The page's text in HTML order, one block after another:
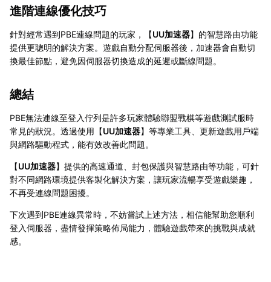
進階連線優化技巧
針對經常遇到PBE連線問題的玩家，【UU加速器】的智慧路由功能
提供更聰明的解決方案。遊戲自動分配伺服器後，加速器會自動切
換最佳節點，避免因伺服器切換造成的延遲或斷線問題。
總結
PBE無法連線至登入佇列是許多玩家體驗聯盟戰棋等遊戲測試服時
常見的狀況。透過使用【UU加速器】等專業工具、更新遊戲用戶端
與網路驅動程式，能有效改善此問題。
【UU加速器】提供的高速通道、封包保護與智慧路由等功能，可針
對不同網路環境提供客製化解決方案，讓玩家流暢享受遊戲樂趣，
不再受連線問題困擾。
下次遇到PBE連線異常時，不妨嘗試上述方法，相信能幫助您順利
登入伺服器，盡情發揮策略佈局能力，體驗遊戲帶來的挑戰與成就
感。